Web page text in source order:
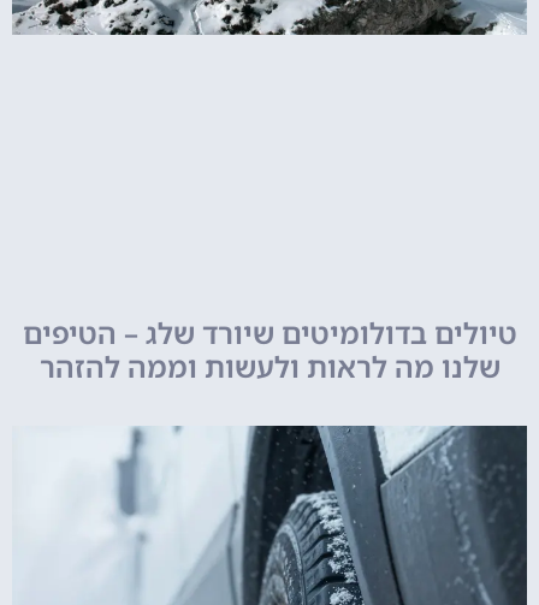
טיולים בדולומיטים שיורד שלג – הטיפים
שלנו מה לראות ולעשות וממה להזהר